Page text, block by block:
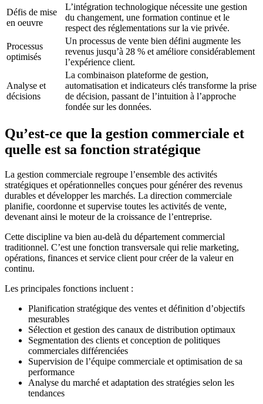
Défis de mise
en oeuvre
L’intégration technologique nécessite une gestion
du changement, une formation continue et le
respect des réglementations sur la vie privée.
Processus
optimisés
Un processus de vente bien défini augmente les
revenus jusqu’à 28 % et améliore considérablement
l’expérience client.
Analyse et
décisions
La combinaison plateforme de gestion,
automatisation et indicateurs clés transforme la prise
de décision, passant de l’intuition à l’approche
fondée sur les données.
Qu’est-ce que la gestion commerciale et
quelle est sa fonction stratégique
La gestion commerciale regroupe l’ensemble des activités
stratégiques et opérationnelles conçues pour générer des revenus
durables et développer les marchés. La direction commerciale
planifie, coordonne et supervise toutes les activités de vente,
devenant ainsi le moteur de la croissance de l’entreprise.
Cette discipline va bien au-delà du département commercial
traditionnel. C’est une fonction transversale qui relie marketing,
opérations, finances et service client pour créer de la valeur en
continu.
Les principales fonctions incluent :
Planification stratégique des ventes et définition d’objectifs
mesurables
Sélection et gestion des canaux de distribution optimaux
Segmentation des clients et conception de politiques
commerciales différenciées
Supervision de l’équipe commerciale et optimisation de sa
performance
Analyse du marché et adaptation des stratégies selon les
tendances